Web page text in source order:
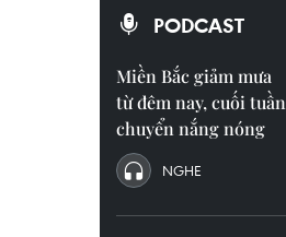
PODCAST
Miền Bắc giảm mưa
từ đêm nay, cuối tuần
chuyển nắng nóng
NGHE